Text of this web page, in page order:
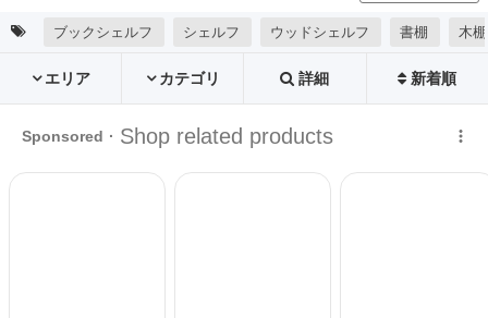
ブックシェルフ シェルフ ウッドシェルフ 書棚 木棚
エリア カテゴリ 詳細 新着順